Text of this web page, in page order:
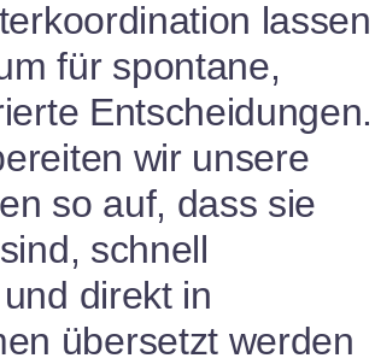
lassen
für spontane,
Entscheidungen.
wir unsere
so auf, dass sie
schnell
direkt in
übersetzt werden